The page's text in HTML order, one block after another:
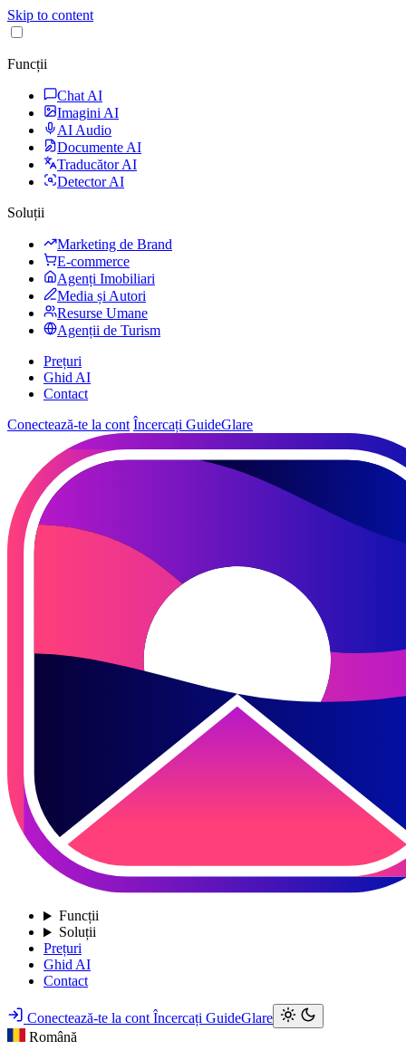
Skip to content
Funcții
Chat AI
Imagini AI
AI Audio
Documente AI
Traducător AI
Detector AI
Soluții
Marketing de Brand
E-commerce
Agenți Imobiliari
Media și Autori
Resurse Umane
Agenții de Turism
Prețuri
Ghid AI
Contact
Conectează-te la cont Încercați GuideGlare
Funcții
Soluții
Prețuri
Ghid AI
Contact
Conectează-te la cont Încercați GuideGlare
Română